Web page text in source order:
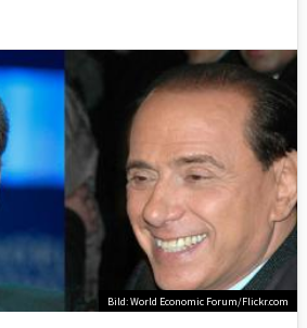
Bild: World Economic Forum/Flickr.com